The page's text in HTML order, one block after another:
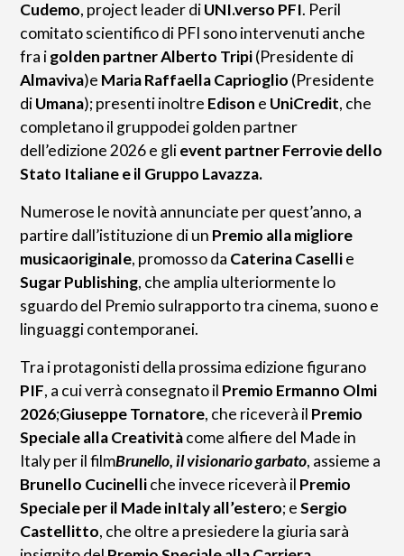
Cudemo, project leader diUNI.verso PFI. Peril
comitato scientifico di PFI sono intervenuti anche
fra igolden partner Alberto Tripi(Presidente di
Almaviva)e Maria Raffaella Caprioglio (Presidente
diUmana); presenti inoltre Edison e UniCredit, che
completano il gruppodei golden partner
dell’edizione 2026 e glievent partner Ferrovie dello
Stato Italiane e il Gruppo Lavazza.
Numerose le novità annunciate per quest’anno, a
partire dall’istituzione di un Premio alla migliore
musicaoriginale, promosso da Caterina Casellie
Sugar Publishing, che amplia ulteriormente lo
sguardo del Premio sulrapporto tra cinema, suono e
linguaggi contemporanei.
Tra i protagonisti della prossima edizione figurano
PIF, a cui verrà consegnato il Premio Ermanno Olmi
2026;Giuseppe Tornatore, che riceverà il Premio
Speciale alla Creativitàcome alfiere del Made in
Italy per il filmBrunello, il visionario garbato, assieme a
Brunello Cucinelliche invece riceverà il Premio
Speciale per il Made inItaly all’estero; eSergio
Castellitto, che oltre a presiedere la giuria sarà